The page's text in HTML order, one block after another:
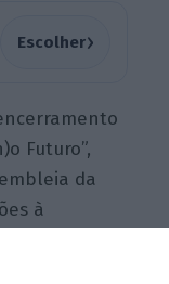
Escolher›
Futuro”,
da
à
pelo